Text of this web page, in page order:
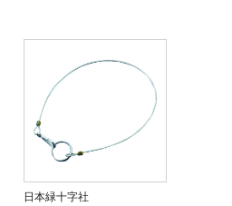
日本緑十字社